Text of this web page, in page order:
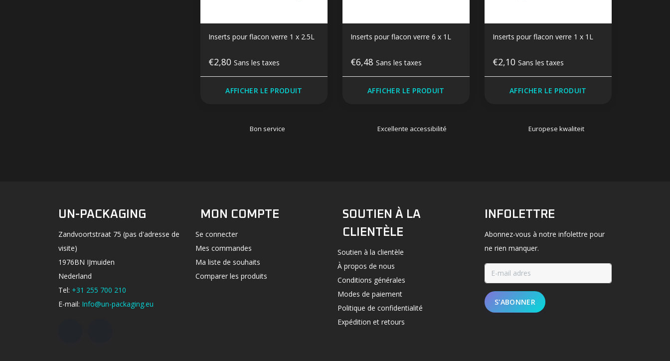
Inserts pour flacon verre 1 x 2.5L
€2,80 Sans les taxes
AFFICHER LE PRODUIT
Inserts pour flacon verre 6 x 1L
€6,48 Sans les taxes
AFFICHER LE PRODUIT
Inserts pour flacon verre 1 x 1L
€2,10 Sans les taxes
AFFICHER LE PRODUIT
Bon service Excellente accessibilité Europese kwaliteit
UN-PACKAGING
Zandvoortstraat 75 (pas d'adresse de
visite)
1976BN IJmuiden
Nederland
Tel: +31 255 700 210
E-mail: Info@un-packaging.eu
MON COMPTE
Se connecter
Mes commandes
Ma liste de souhaits
Comparer les produits
SOUTIEN À LA
CLIENTÈLE
Soutien à la clientèle
À propos de nous
Conditions générales
Modes de paiement
Politique de confidentialité
Expédition et retours
INFOLETTRE
Abonnez-vous à notre infolettre pour
ne rien manquer.
S'ABONNER